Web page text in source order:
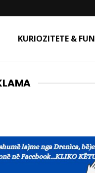
KURIOZITETE & FUN